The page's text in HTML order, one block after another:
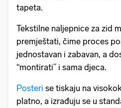
tapeta.
Tekstilne naljepnice za zid
premještati, čime proces
jednostavan i zabavan, a
“montirati” i sama djeca.
Posteri se tiskaju na
platno, a izrađuju se u